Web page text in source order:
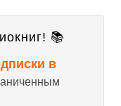
📚
в